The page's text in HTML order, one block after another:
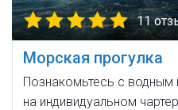
11
Морская прогулка
Познакомьтесь с
на индивидуальном